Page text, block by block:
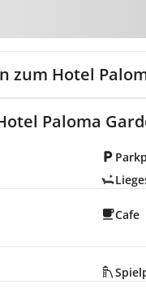
zum Hotel
Paloma
Cafe